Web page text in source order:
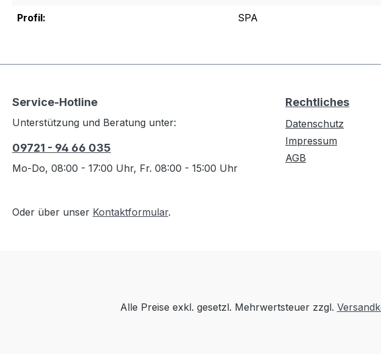
Profil:
SPA
Service-Hotline
Unterstützung und Beratung unter:
09721 - 94 66 035
Mo-Do, 08:00 - 17:00 Uhr, Fr. 08:00 - 15:00 Uhr
Oder über unser Kontaktformular.
Rechtliches
Datenschutz
Impressum
AGB
Alle Preise exkl. gesetzl. Mehrwertsteuer zzgl.